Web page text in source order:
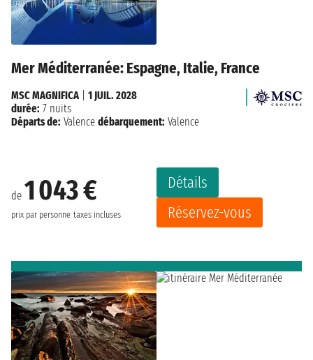
Mer Méditerranée: Espagne, Italie, France
de 1 043 €
prix par personne taxes incluses
Détails
Réservez-vous
MSC MAGNIFICA
1 JUIL. 2028
durée: 7 nuits
Départs de: Valence débarquement: Valence